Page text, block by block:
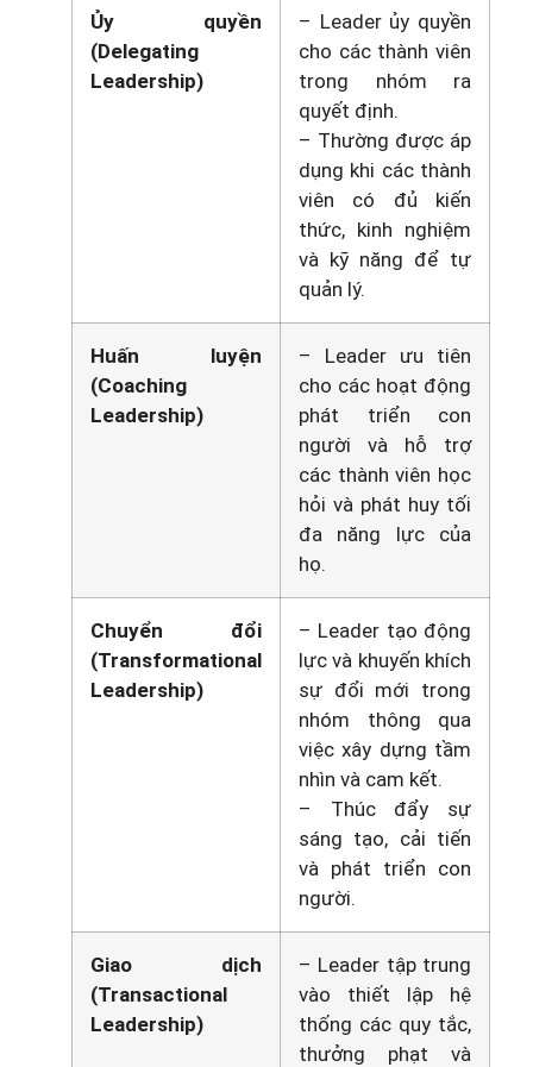
Ủy quyền
(Delegating
Leadership)
– Leader ủy quyền
cho các thành viên
trong nhóm ra
quyết định.
– Thường được áp
dụng khi các thành
viên có đủ kiến
thức, kinh nghiệm
và kỹ năng để tự
quản lý.
Huấn luyện
(Coaching
Leadership)
– Leader ưu tiên
cho các hoạt động
phát triển con
người và hỗ trợ
các thành viên học
hỏi và phát huy tối
đa năng lực của
họ.
Chuyển đổi
(Transformational
Leadership)
– Leader tạo động
lực và khuyến khích
sự đổi mới trong
nhóm thông qua
việc xây dựng tầm
nhìn và cam kết.
– Thúc đẩy sự
sáng tạo, cải tiến
và phát triển con
người.
Giao dịch
(Transactional
Leadership)
– Leader tập trung
vào thiết lập hệ
thống các quy tắc,
thưởng phạt và